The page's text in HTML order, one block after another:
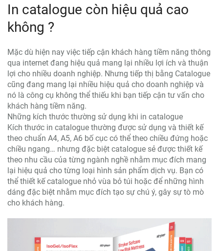
In catalogue còn hiệu quả cao
không ?
Mặc dù hiện nay việc tiếp cận khách hàng tiềm năng thông
qua internet đang hiệu quả mang lại nhiều lợi ích và thuận
lợi cho nhiều doanh nghiệp. Nhưng tiếp thị bằng Catalogue
cũng đang mang lại nhiều hiệu quả cho doanh nghiệp và
nó là công cụ không thể thiếu khi bạn tiếp cận tư vấn cho
khách hàng tiềm năng.
Những kích thước thường sử dụng khi in catalogue
Kích thước in catalogue thường được sử dụng và thiết kế
theo chuẩn A4, A5, A6 bố cục có thể theo chiều đứng hoặc
chiều ngang… nhưng đặc biệt catalogue sẻ được thiết kế
theo nhu cầu của từng ngành nghề nhằm mục đích mang
lại hiệu quả cho từng loại hình sản phẩm dịch vụ. Bạn có
thể thiết kế catalogue nhỏ vùa bỏ túi hoặc để những hình
dáng đặc biệt nhằm mục đích tạo sự chú ý, gây sự tò mò
cho khách hàng.